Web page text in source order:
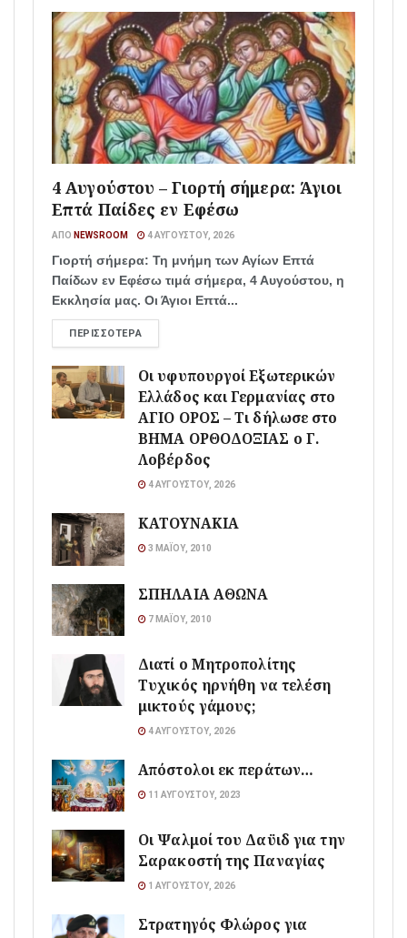
4 Αυγούστου – Γιορτή σήμερα: Άγιοι
Επτά Παίδες εν Εφέσω
ΑΠΌ NEWSROOM 4 ΑΥΓΟΎΣΤΟΥ, 2026
Γιορτή σήμερα: Τη μνήμη των Αγίων Επτά
Παίδων εν Εφέσω τιμά σήμερα, 4 Αυγούστου, η
Εκκλησία μας. Οι Άγιοι Επτά...
ΠΕΡΙΣΣΌΤΕΡΑ
Οι υφυπουργοί Εξωτερικών
Ελλάδος και Γερμανίας στο
ΑΓΙΟ ΟΡΟΣ – Τι δήλωσε στο
ΒΗΜΑ ΟΡΘΟΔΟΞΙΑΣ ο Γ.
Λοβέρδος
4 ΑΥΓΟΎΣΤΟΥ, 2026
ΚΑΤΟΥΝΑΚΙΑ
3 ΜΑΪ́ΟΥ, 2010
ΣΠΗΛΑΙΑ ΑΘΩΝΑ
7 ΜΑΪ́ΟΥ, 2010
Διατί ο Μητροπολίτης
Τυχικός ηρνήθη να τελέση
μικτούς γάμους;
4 ΑΥΓΟΎΣΤΟΥ, 2026
Απόστολοι εκ περάτων…
11 ΑΥΓΟΎΣΤΟΥ, 2023
Οι Ψαλμοί του Δαϋιδ για την
Σαρακοστή της Παναγίας
1 ΑΥΓΟΎΣΤΟΥ, 2026
Στρατηγός Φλώρος για